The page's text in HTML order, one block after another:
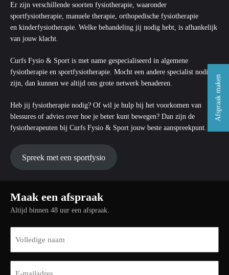
Afspraak maken
Er zijn verschillende soorten fysiotherapie, waaronder
sportfysiotherapie, manuele therapie, orthopedische fysiotherapie
en kinderfysiotherapie. Welke behandeling jij nodig hebt, is afhankelijk
van jouw klacht.
Curfs Fysio & Sport is met name gespecialiseerd in algemene
fysiotherapie en sportfysiotherapie. Mocht een andere specialist nodig
zijn, dan kunnen we altijd ons grote netwerk benaderen.
Heb jij fysiotherapie nodig? Of wil je hulp bij het voorkomen van
blessures of advies over hoe je beter kunt bewegen? Dan zijn de
fysiotherapeuten bij Curfs Fysio & Sport jouw beste aanspreekpunt.
Spreek met een sportfysio
Maak een afspraak
Altijd binnen 48 uur een afspraak.